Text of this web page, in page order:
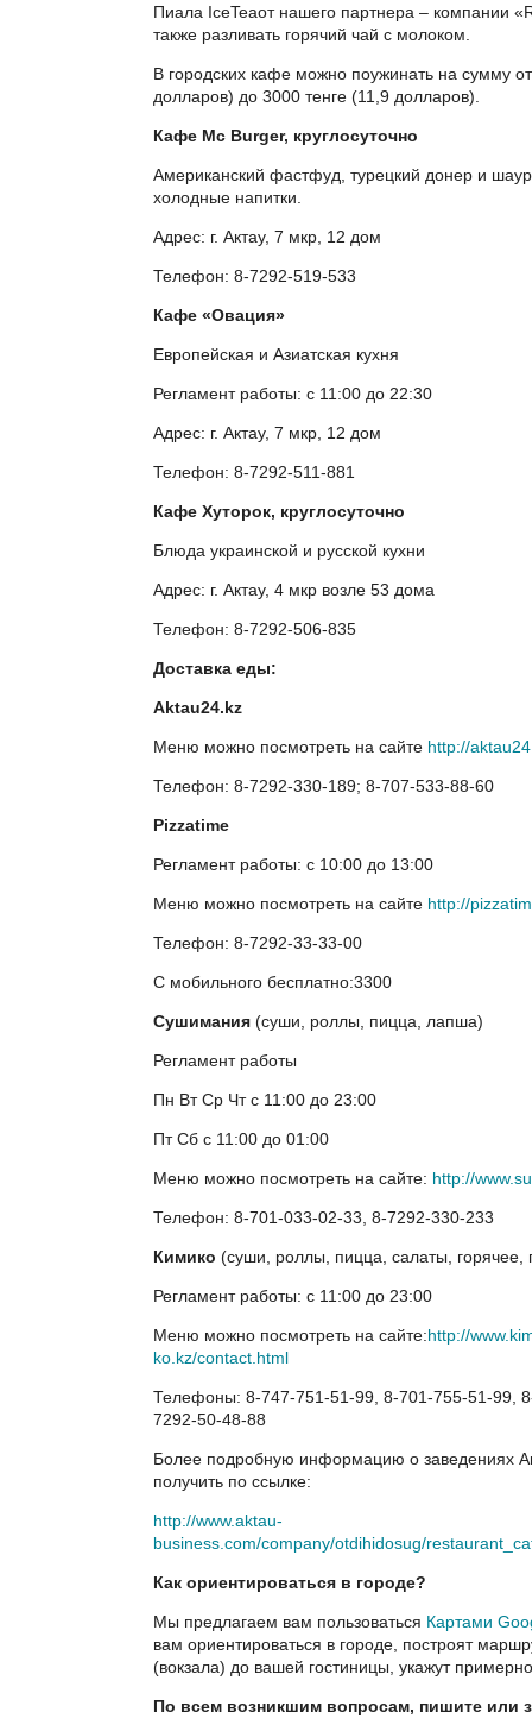
Пиала IceTeaот нашего партнера – компании
также разливать горячий чай с молоком.
В городских кафе можно поужинать на сумму
долларов) до 3000 тенге (11,9 долларов).
Кафе Mc Burger, круглосуточно
Американский фастфуд, турецкий донер и
холодные напитки.
Адрес: г. Актау, 7 мкр, 12 дом
Телефон: 8-7292-519-533
Кафе «Овация»
Европейская и Азиатская кухня
Регламент работы: с 11:00 до 22:30
Адрес: г. Актау, 7 мкр, 12 дом
Телефон: 8-7292-511-881
Кафе Хуторок, круглосуточно
Блюда украинской и русской кухни
Адрес: г. Актау, 4 мкр возле 53 дома
Телефон: 8-7292-506-835
Доставка еды:
Aktau24.kz
Меню можно посмотреть на сайте http://
Телефон: 8-7292-330-189; 8-707-533-88-60
Pizzatime
Регламент работы: с 10:00 до 13:00
Меню можно посмотреть на сайте http://
Телефон: 8-7292-33-33-00
С мобильного бесплатно:3300
Сушимания (суши, роллы, пицца, лапша)
Регламент работы
Пн Вт Ср Чт с 11:00 до 23:00
Пт Сб с 11:00 до 01:00
Меню можно посмотреть на сайте: http://
Телефон: 8-701-033-02-33, 8-7292-330-233
Кимико (суши, роллы, пицца, салаты, горячее,
Регламент работы: с 11:00 до 23:00
Меню можно посмотреть на сайте:http://
ko.kz/contact.html
Телефоны: 8-747-751-51-99, 8-701-755-51-99,
7292-50-48-88
Более подробную информацию о заведениях
получить по ссылке:
http://www.aktau-
business.com/company/otdihidosug/
Как ориентироваться в городе?
Мы предлагаем вам пользоваться Картами
вам ориентироваться в городе, построят
(вокзала) до вашей гостиницы, укажут
По всем возникшим вопросам, пишите или